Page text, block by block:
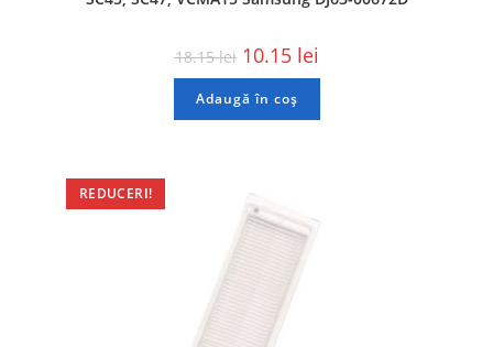
18.15lei 10.15 lei
Adaugă în coș
REDUCERI!